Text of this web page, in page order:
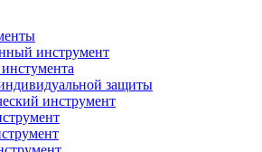
инструмент
защиты
инструмент